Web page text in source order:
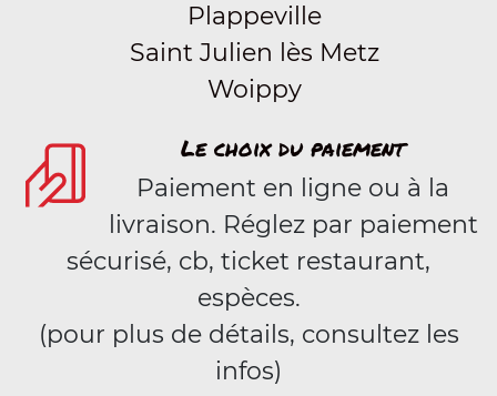
Plappeville
Saint Julien lès Metz
Woippy
Le choix du paiement
Paiement en ligne ou à la
livraison. Réglez par paiement
sécurisé, cb, ticket restaurant,
espèces.
(pour plus de détails, consultez les
infos)